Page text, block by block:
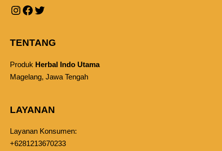
TENTANG
Produk Herbal Indo Utama
Magelang, Jawa Tengah
LAYANAN
Layanan Konsumen:
+6281213670233